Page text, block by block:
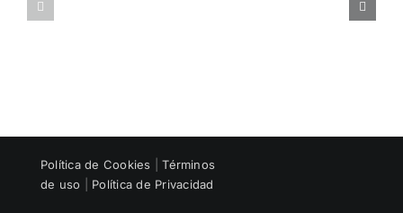
Política de Cookies |Términos
de uso
Política de Privacidad